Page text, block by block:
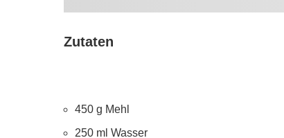
Zutaten
450 g Mehl
250 ml Wasser